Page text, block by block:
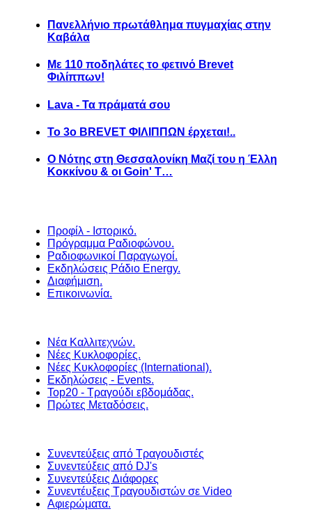
Πανελλήνιο πρωτάθλημα πυγμαχίας στην
Καβάλα
Με 110 ποδηλάτες το φετινό Brevet
Φιλίππων!
Lava - Τα πράματά σου
Το 3ο BREVET ΦΙΛΙΠΠΩΝ έρχεται!..
Ο Νότης στη Θεσσαλονίκη Μαζί του η Έλλη
Κοκκίνου & οι Goin' T…
Προφίλ - Ιστορικό.
Πρόγραμμα Ραδιοφώνου.
Ραδιοφωνικοί Παραγωγοί.
Εκδηλώσεις Ράδιο Energy.
Διαφήμιση.
Επικοινωνία.
Νέα Καλλιτεχνών.
Νέες Κυκλοφορίες.
Νέες Κυκλοφορίες (International).
Εκδηλώσεις - Events.
Top20 - Τραγούδι εβδομάδας.
Πρώτες Μεταδόσεις.
Συνεντεύξεις από Τραγουδιστές
Συνεντεύξεις από DJ's
Συνεντεύξεις Διάφορες
Συνεντέυξεις Τραγουδιστών σε Video
Αφιερώματα.